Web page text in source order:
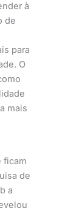
à
de
para
O
mais
ficam
de
a